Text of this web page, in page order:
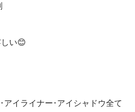
い😊
アイライナー･アイシャドウ全て